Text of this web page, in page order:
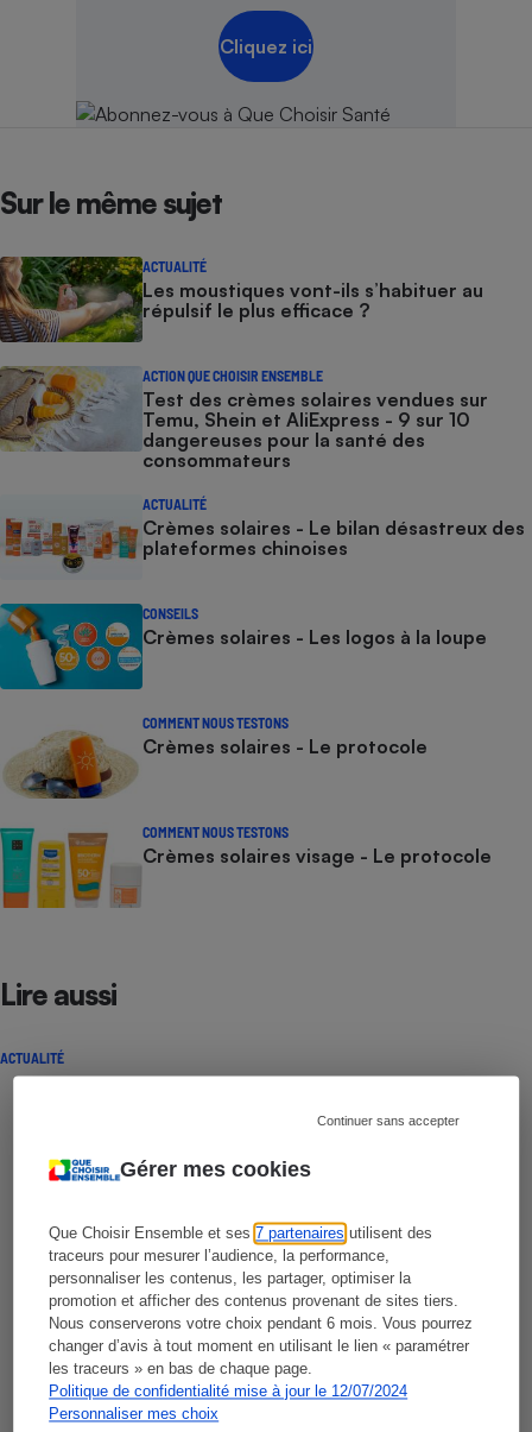
Gérer mes cookies
Que Choisir Ensemble et ses7 partenaires utilisent des
traceurs pour mesurer l’audience, la performance,
personnaliser les contenus, les partager, optimiser la
promotion et afficher des contenus provenant de sites tiers.
Nous conserverons votre choix pendant 6 mois. Vous pourrez
changer d’avis à tout moment en utilisant le lien « paramétrer
les traceurs » en bas de chaque page.
Politique de confidentialité mise à jour le 12/07/2024
Personnaliser mes choix
Continuer sans accepter
Cliquez ici
Sur le même sujet
ACTUALITÉ
Les moustiques vont-ils s’habituer au
répulsif le plus efficace ?
ACTION QUE CHOISIR ENSEMBLE
Test des crèmes solaires vendues sur
Temu, Shein et AliExpress - 9 sur 10
dangereuses pour la santé des
consommateurs
ACTUALITÉ
Crèmes solaires - Le bilan désastreux des
plateformes chinoises
CONSEILS
Crèmes solaires - Les logos à la loupe
COMMENT NOUS TESTONS
Crèmes solaires - Le protocole
COMMENT NOUS TESTONS
Crèmes solaires visage - Le protocole
Lire aussi
ACTUALITÉ